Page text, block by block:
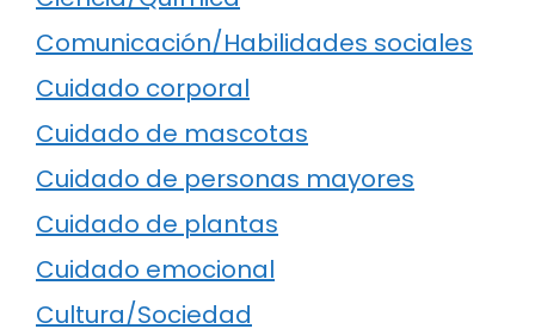
Comunicación/Habilidades sociales
Cuidado corporal
Cuidado de mascotas
Cuidado de personas mayores
Cuidado de plantas
Cuidado emocional
Cultura/Sociedad